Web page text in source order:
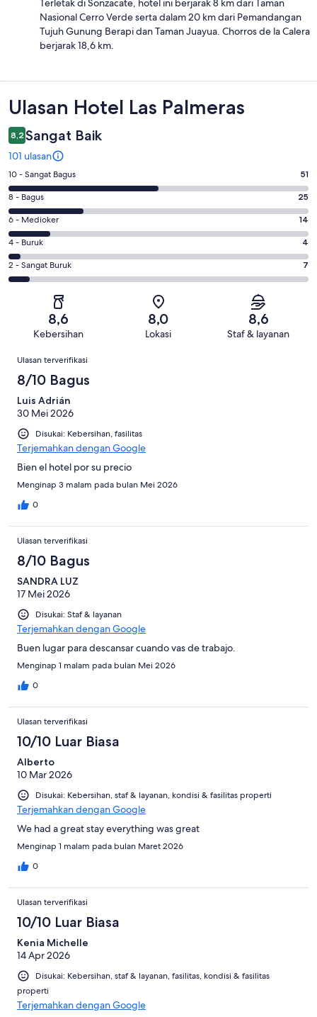
Terletak di Sonzacate, hotel ini berjarak 8 km dari Taman
Nasional Cerro Verde serta dalam 20 km dari Pemandangan
Tujuh Gunung Berapi dan Taman Juayua. Chorros de la Calera
berjarak 18,6 km.
Ulasan
Ulasan Hotel Las Palmeras
8,2 Sangat Baik
101 ulasan
Penilaian
10
-
Sangat
Bagus.
51
dari
101
10 - Sangat Bagus 51
Penilaian
8
-
Bagus.
25
dari
8 - Bagus 25
Penilaian
6
-
Medioker.
14
6 - Medioker 14
Penilaian
4
-
4 - Buruk 4
Penilaian
2
dari
ulasan
2 - Sangat Buruk 7
8,6
Kebersihan
8,0
Lokasi
8,6
Staf & layanan
Ulasan
Ulasan terverifikasi
8/10 Bagus
Luis Adrián
30 Mei 2026
Disukai: Kebersihan, fasilitas
Terjemahkan dengan Google
Bien el hotel por su precio
Menginap 3 malam pada bulan Mei 2026
0
Ulasan terverifikasi
8/10 Bagus
SANDRA LUZ
17 Mei 2026
Disukai: Staf & layanan
Terjemahkan dengan Google
Buen lugar para descansar cuando vas de trabajo.
Menginap 1 malam pada bulan Mei 2026
0
Ulasan terverifikasi
10/10 Luar Biasa
Alberto
10 Mar 2026
Disukai: Kebersihan, staf & layanan, kondisi & fasilitas properti
Terjemahkan dengan Google
We had a great stay everything was great
Menginap 1 malam pada bulan Maret 2026
0
Ulasan terverifikasi
10/10 Luar Biasa
Kenia Michelle
14 Apr 2026
Disukai: Kebersihan, staf & layanan, fasilitas, kondisi & fasilitas
properti
Terjemahkan dengan Google